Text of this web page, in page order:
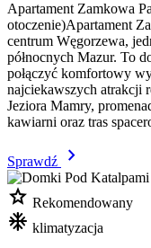
Apartament Zamkowa
otoczenie)Apartament
centrum Węgorzewa,
północnych Mazur. To
połączyć komfortowy
najciekawszych atrakcji
Jeziora Mamry,
kawiarni oraz tras
Sprawdź
chevron_right
star Rekomendowany
mode_cool klimatyzacja